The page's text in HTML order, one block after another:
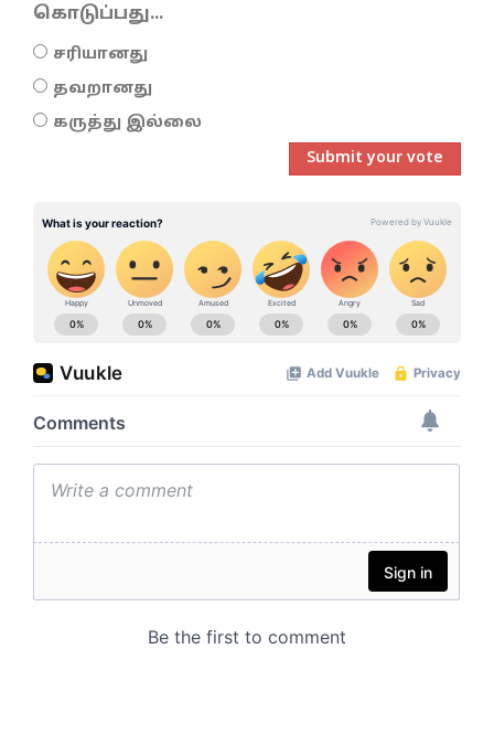
கொடுப்பது...
சரியானது
தவறானது
கருத்து இல்லை
Submit your vote